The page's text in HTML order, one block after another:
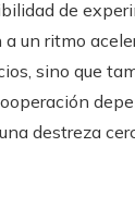
de
un ritmo
sino que
destreza